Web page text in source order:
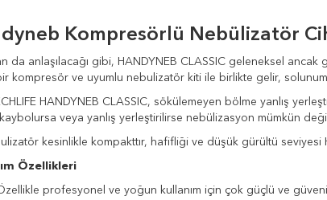
Kompresörlü Nebülizatör
da anlaşılacağı gibi, HANDYNEB CLASSIC geleneksel
kompresör ve uyumlu nebulizatör kiti ile birlikte gelir,
HANDYNEB CLASSIC, sökülemeyen bölme yanlış
veya yanlış yerleştirilirse nebülizasyon mümkün
kesinlikle kompakttır, hafifliği ve düşük gürültü seviyesi
Özellikleri
profesyonel ve yoğun kullanım için çok güçlü ve